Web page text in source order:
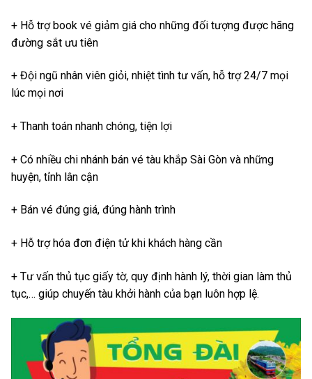
+ Hỗ trợ book vé giảm giá cho những đối tượng được hãng
đường sắt ưu tiên
+ Đội ngũ nhân viên giỏi, nhiệt tình tư vấn, hỗ trợ 24/7 mọi
lúc mọi nơi
+ Thanh toán nhanh chóng, tiện lợi
+ Có nhiều chi nhánh bán vé tàu khắp Sài Gòn và những
huyện, tỉnh lân cận
+ Bán vé đúng giá, đúng hành trình
+ Hỗ trợ hóa đơn điện tử khi khách hàng cần
+ Tư vấn thủ tục giấy tờ, quy định hành lý, thời gian làm thủ
tục,… giúp chuyến tàu khởi hành của bạn luôn hợp lệ.